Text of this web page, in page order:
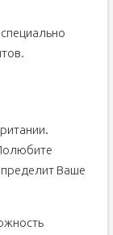
Ваше